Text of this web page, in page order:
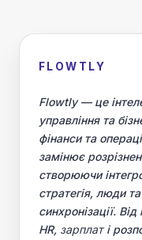
FLOWTLY
Flowtly — це
управління та
фінанси та
замінює
створюючи
стратегія, люди та
синхронізації.
HR, зарплаті